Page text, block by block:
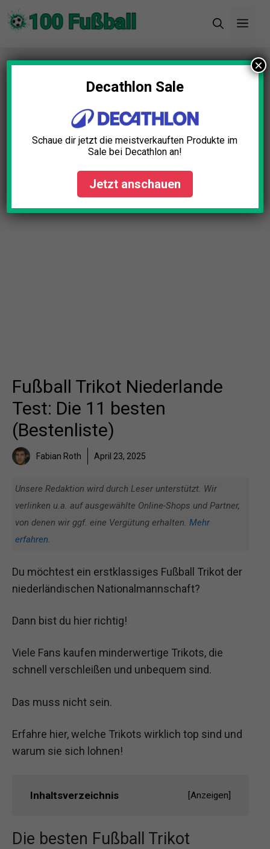
Zum
Inhalt
Startseite»Blog»Fußball Trikot Niederlande
Test: Die 11 besten (Bestenliste)
Fußball Trikot Niederlande
Test: Die 11 besten
(Bestenliste)
Fabian Roth April 23, 2025
Unsere Redaktion wird durch Leser unterstützt. Wir
verlinken u.a. auf ausgewählte Online-Shops und Partner,
von denen wir ggf. eine Vergütung erhalten. Mehr
erfahren.
Du möchtest ein erstklassiges Fußball Trikot der
niederländischen Nationalmannschaft?
Dann bist du hier richtig!
Viele Fans kaufen minderwertige Trikots, die
schnell verschleißen und unbequem sind.
Das muss nicht sein.
Erfahre hier, welche Trikots wirklich top sind und
warum sie sich lohnen!
Inhaltsverzeichnis [Anzeigen]
Die besten Fußball Trikot
Decathlon Sale
Schaue dir jetzt die meistverkauften Produkte im
Sale bei Decathlon an!
Jetzt anschauen
×